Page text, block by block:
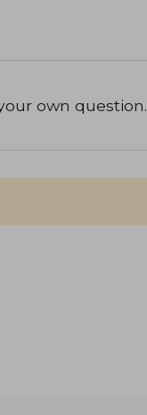
own question.